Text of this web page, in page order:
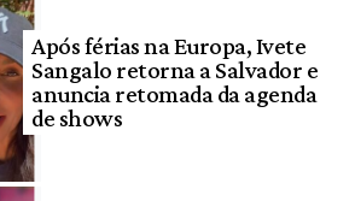
Após férias na Europa, Ivete
Sangalo retorna a Salvador e
anuncia retomada da agenda
de shows